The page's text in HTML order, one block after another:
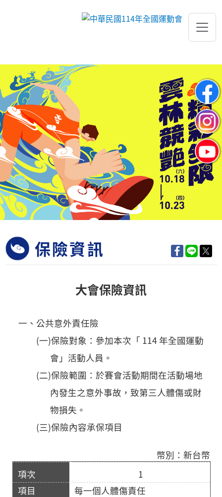
跳到主要內容
保險資訊
大會保險資訊
一、公共意外責任險
(一)保險對象：參加本次「 114 年全國運動
會」活動人員。
(二)保險範圍：於賽會活動期間在活動場地
內發生之意外事故，致第三人體傷或財
物損失。
(三)保險內容承保項目
幣別：新台幣
1
每一個人體傷責任